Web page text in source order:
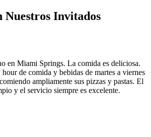
Nuestros Invitados
en Miami Springs. La comida es deliciosa.
de comida y bebidas de martes a viernes
ampliamente sus pizzas y pastas. El
y el servicio siempre es excelente.